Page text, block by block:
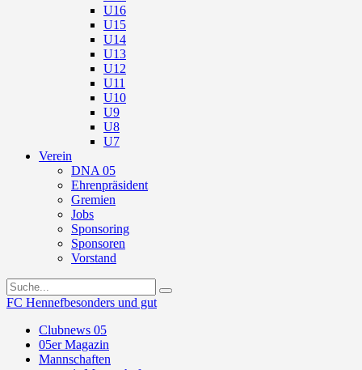
U16
U15
U14
U13
U12
U11
U10
U9
U8
U7
Verein
DNA 05
Ehrenpräsident
Gremien
Jobs
Sponsoring
Sponsoren
Vorstand
FC Hennefbesonders und gut
Clubnews 05
05er Magazin
Mannschaften